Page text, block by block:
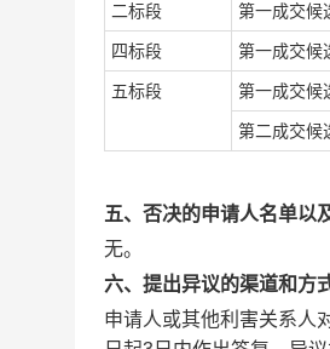
二标段 第一成交候
四标段 第一成交候
五标段 第一成交候
第二成交候
五、 否决的申请人名单以
无。
六、 提出异议的渠道和方
申请人或其他利害关系人